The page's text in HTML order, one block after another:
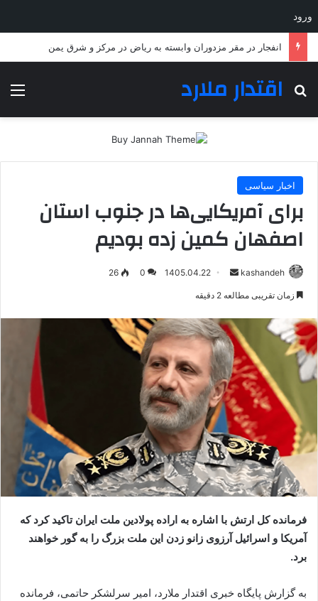
ورود
انفجار در مقر مزدوران وابسته به ریاض در مرکز و شرق یمن
اقتدار ملارد
جستجو برای
اخبار سیاسی
برای آمریکایی‌ها در جنوب استان
اصفهان کمین زده بودیم
kashandeh
ارسال1405.04.22
0
26
زمان تقریبی مطالعه 2 دقیقه
فرمانده کل ارتش با اشاره به اراده پولادین ملت ایران تاکید کرد که
آمریکا و اسرائیل آرزوی زانو زدن این ملت بزرگ را به گور خواهند
برد.
به گزارش پایگاه خبری اقتدار ملارد، امیر سرلشکر حاتمی، فرمانده